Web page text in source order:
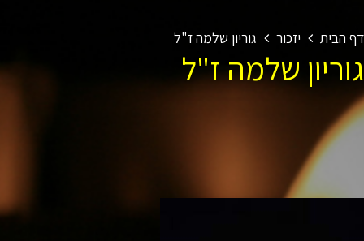
הבית יזכור גוריון שלמה ז"ל
שלמה ז"ל